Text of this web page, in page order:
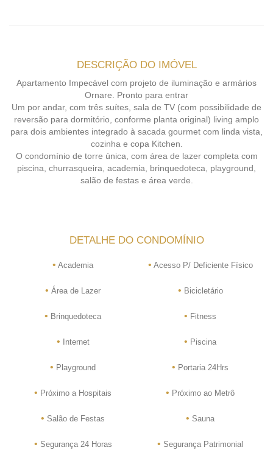
DESCRIÇÃO DO IMÓVEL
Apartamento Impecável com projeto de iluminação e armários
Ornare. Pronto para entrar
Um por andar, com três suítes, sala de TV (com possibilidade de
reversão para dormitório, conforme planta original) living amplo
para dois ambientes integrado à sacada gourmet com linda vista,
cozinha e copa Kitchen.
O condomínio de torre única, com área de lazer completa com
piscina, churrasqueira, academia, brinquedoteca, playground,
salão de festas e área verde.
DETALHE DO CONDOMÍNIO
• Academia • Acesso P/ Deficiente Físico
• Área de Lazer • Bicicletário
• Brinquedoteca • Fitness
• Internet • Piscina
• Playground • Portaria 24Hrs
• Próximo a Hospitais • Próximo ao Metrô
• Salão de Festas • Sauna
• Segurança 24 Horas • Segurança Patrimonial